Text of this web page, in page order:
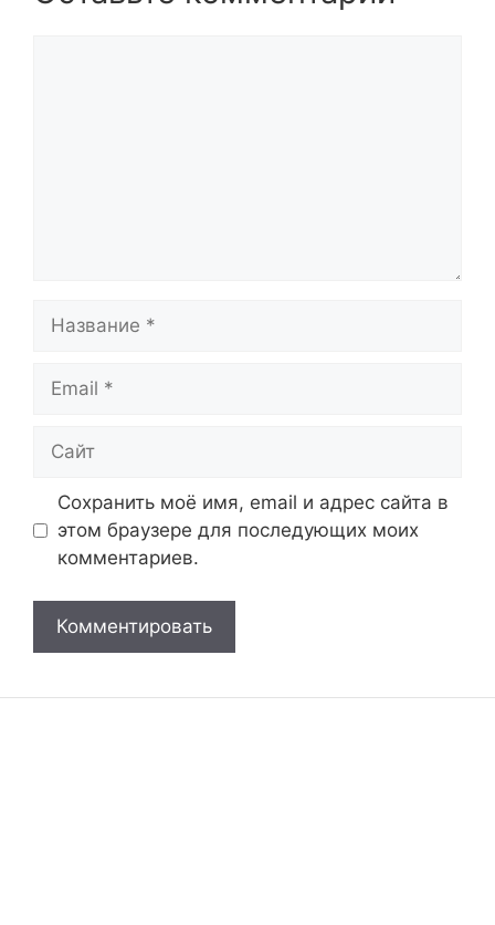
Название
Email
Сайт
Сохранить моё имя, email и адрес сайта в
этом браузере для последующих моих
комментариев.